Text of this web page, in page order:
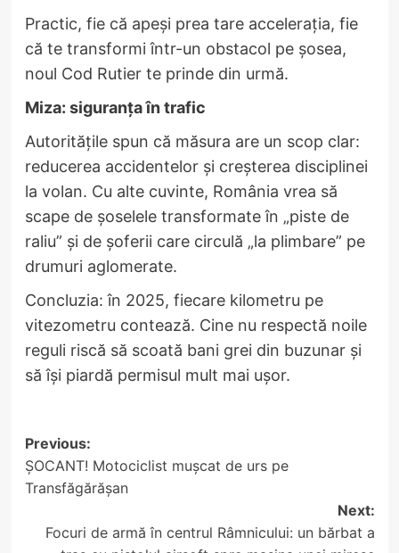
Practic, fie că apeși prea tare accelerația, fie
că te transformi într-un obstacol pe șosea,
noul Cod Rutier te prinde din urmă.
Miza: siguranța în trafic
Autoritățile spun că măsura are un scop clar:
reducerea accidentelor și creșterea disciplinei
la volan. Cu alte cuvinte, România vrea să
scape de șoselele transformate în „piste de
raliu” și de șoferii care circulă „la plimbare” pe
drumuri aglomerate.
Concluzia: în 2025, fiecare kilometru pe
vitezometru contează. Cine nu respectă noile
reguli riscă să scoată bani grei din buzunar și
să își piardă permisul mult mai ușor.
Post
navigation
Previous:
ȘOCANT! Motociclist mușcat de urs pe
Transfăgărășan
Next:
Focuri de armă în centrul Râmnicului: un bărbat a